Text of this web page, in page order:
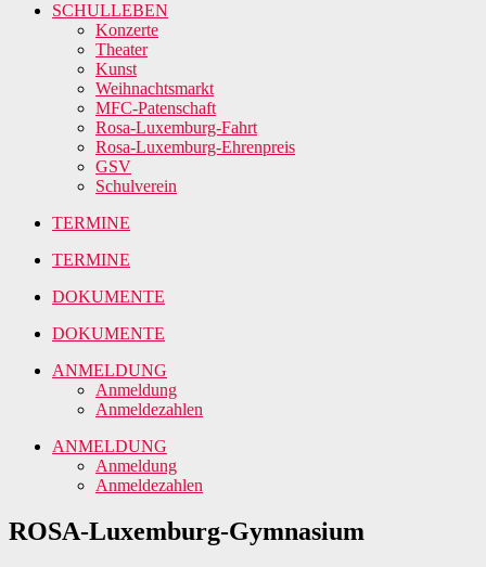
SCHULLEBEN
Konzerte
Theater
Kunst
Weihnachtsmarkt
MFC-Patenschaft
Rosa-Luxemburg-Fahrt
Rosa-Luxemburg-Ehrenpreis
GSV
Schulverein
TERMINE
TERMINE
DOKUMENTE
DOKUMENTE
ANMELDUNG
Anmeldung
Anmeldezahlen
ANMELDUNG
Anmeldung
Anmeldezahlen
ROSA-Luxemburg-Gymnasium